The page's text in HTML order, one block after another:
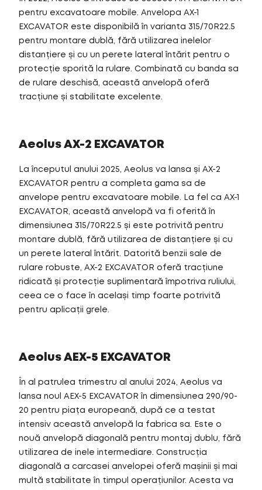
pentru excavatoare mobile. Anvelopa AX-1
EXCAVATOR este disponibilă în varianta 315/70R22.5
pentru montare dublă, fără utilizarea inelelor
distanțiere și cu un perete lateral întărit pentru o
protecție sporită la rulare. Combinată cu banda sa
de rulare deschisă, această anvelopă oferă
tracțiune și stabilitate excelente.
Aeolus AX-2 EXCAVATOR
La începutul anului 2025, Aeolus va lansa și AX-2
EXCAVATOR pentru a completa gama sa de
anvelope pentru excavatoare mobile. La fel ca AX-1
EXCAVATOR, această anvelopă va fi oferită în
dimensiunea 315/70R22.5 și este potrivită pentru
montare dublă, fără utilizarea de distanțiere și cu
un perete lateral întărit. Datorită benzii sale de
rulare robuste, AX-2 EXCAVATOR oferă tracțiune
ridicată și protecție suplimentară împotriva ruliului,
ceea ce o face în același timp foarte potrivită
pentru aplicații grele.
Aeolus AEX-5 EXCAVATOR
În al patrulea trimestru al anului 2024, Aeolus va
lansa noul AEX-5 EXCAVATOR în dimensiunea 290/90-
20 pentru piața europeană, după ce a testat
intensiv această anvelopă la fabrica sa. Este o
nouă anvelopă diagonală pentru montaj dublu, fără
utilizarea de inele intermediare. Construcția
diagonală a carcasei anvelopei oferă mașinii și mai
multă stabilitate în timpul operațiunilor. Acesta va